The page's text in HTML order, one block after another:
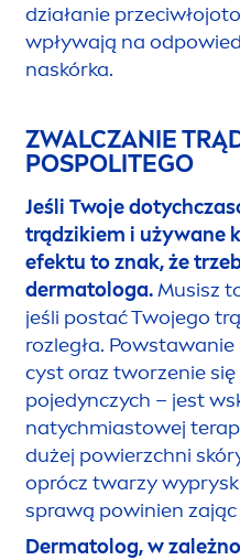
działanie
wpływają na
naskórka.
ZWALCZANIE
POSPOLITEGO
Jeśli Twoje
trądzikiem i używane
efektu to znak, że
dermatologa.Musisz
jeśli postać Twojego
rozległa.
cyst oraz tworzenie
pojedynczych – jest
natychmiastowej
dużej powierzchni
oprócz twarzy
sprawą powinien zając
Dermatolog, w